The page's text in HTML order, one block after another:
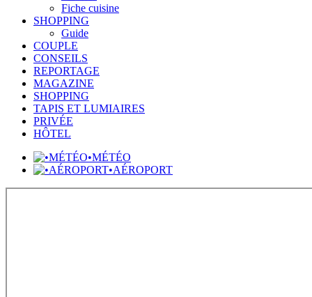
Fiche cuisine
SHOPPING
Guide
COUPLE
CONSEILS
REPORTAGE
MAGAZINE
SHOPPING
TAPIS ET LUMIAIRES
PRIVÉE
HÔTEL
•MÉTÉO
•AÉROPORT